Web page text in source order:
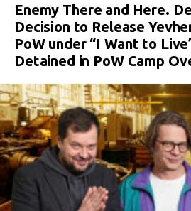
Enemy There and Here.
Decision to Release
PoW under “I Want to
Detained in PoW Camp